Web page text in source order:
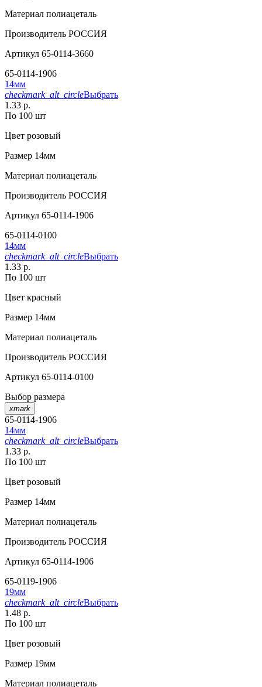
Материал полиацеталь
Производитель РОССИЯ
Артикул 65-0114-3660
65-0114-1906
14мм
checkmark_alt_circleВыбрать
1.33 р.
По 100 шт
Цвет розовый
Размер 14мм
Материал полиацеталь
Производитель РОССИЯ
Артикул 65-0114-1906
65-0114-0100
14мм
checkmark_alt_circleВыбрать
1.33 р.
По 100 шт
Цвет красный
Размер 14мм
Материал полиацеталь
Производитель РОССИЯ
Артикул 65-0114-0100
Выбор размера
xmark
65-0114-1906
14мм
checkmark_alt_circleВыбрать
1.33 р.
По 100 шт
Цвет розовый
Размер 14мм
Материал полиацеталь
Производитель РОССИЯ
Артикул 65-0114-1906
65-0119-1906
19мм
checkmark_alt_circleВыбрать
1.48 р.
По 100 шт
Цвет розовый
Размер 19мм
Материал полиацеталь